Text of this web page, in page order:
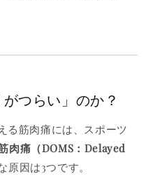
つらい」のか？
る筋肉痛には、スポーツ
肉痛（DOMS：Delayed
原因は3つです。